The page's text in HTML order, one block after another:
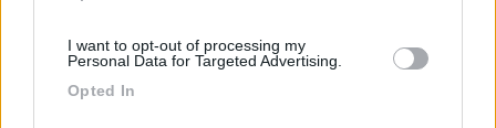
I want to opt-out of processing my
Personal Data for Targeted Advertising.
Opted In
cuscini, non di quelle che si rimbocano), le trovi all'Ikea.
Un multimetro, un set di cacciaviti con inserti, 2 cunei, una
livella piccola con 2 bolle (da pochi euro), chiave per la